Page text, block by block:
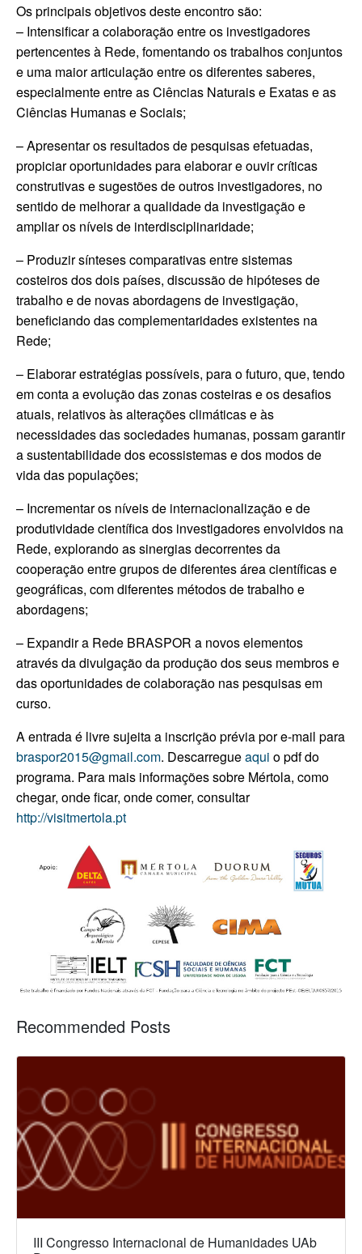
Os principais objetivos deste encontro são:
– Intensificar a colaboração entre os investigadores
pertencentes à Rede, fomentando os trabalhos conjuntos
e uma maior articulação entre os diferentes saberes,
especialmente entre as Ciências Naturais e Exatas e as
Ciências Humanas e Sociais;
– Apresentar os resultados de pesquisas efetuadas,
propiciar oportunidades para elaborar e ouvir críticas
construtivas e sugestões de outros investigadores, no
sentido de melhorar a qualidade da investigação e
ampliar os níveis de interdisciplinaridade;
– Produzir sínteses comparativas entre sistemas
costeiros dos dois países, discussão de hipóteses de
trabalho e de novas abordagens de investigação,
beneficiando das complementaridades existentes na
Rede;
– Elaborar estratégias possíveis, para o futuro, que, tendo
em conta a evolução das zonas costeiras e os desafios
atuais, relativos às alterações climáticas e às
necessidades das sociedades humanas, possam garantir
a sustentabilidade dos ecossistemas e dos modos de
vida das populações;
– Incrementar os níveis de internacionalização e de
produtividade científica dos investigadores envolvidos na
Rede, explorando as sinergias decorrentes da
cooperação entre grupos de diferentes área científicas e
geográficas, com diferentes métodos de trabalho e
abordagens;
– Expandir a Rede BRASPOR a novos elementos
através da divulgação da produção dos seus membros e
das oportunidades de colaboração nas pesquisas em
curso.
A entrada é livre sujeita a inscrição prévia por e-mail para
braspor2015@gmail.com. Descarregueaqui o pdf do
programa. Para mais informações sobre Mértola, como
chegar, onde ficar, onde comer, consultar
http://visitmertola.pt
Recommended Posts
III Congresso Internacional de Humanidades UAb